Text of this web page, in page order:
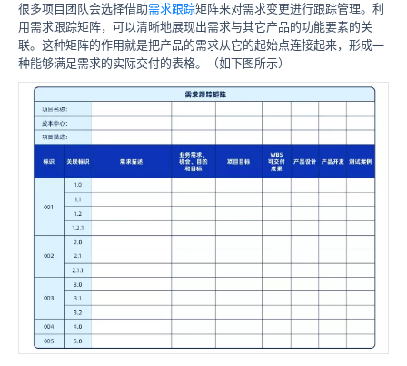
很多项目团队会选择借助需求跟踪矩阵来对需求变更进行跟踪管理。利
用需求跟踪矩阵，可以清晰地展现出需求与其它产品的功能要素的关
联。这种矩阵的作用就是把产品的需求从它的起始点连接起来，形成一
种能够满足需求的实际交付的表格。（如下图所示）